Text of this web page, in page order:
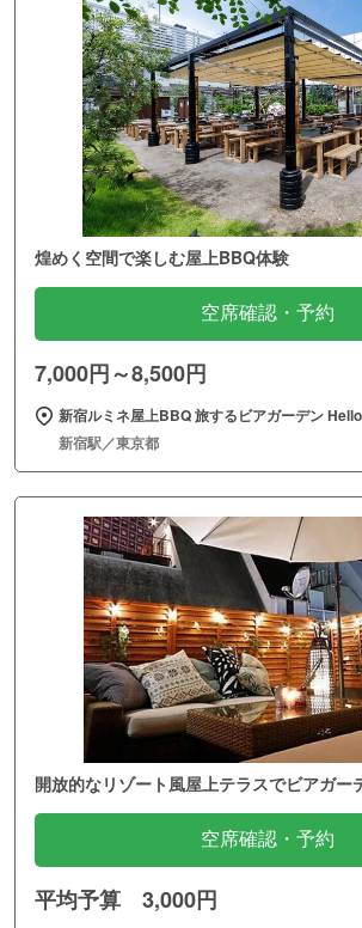
煌めく空間で楽しむ屋上BBQ体験
空席確認・予約
7,000円～8,500円
新宿ルミネ屋上BBQ 旅するビアガーデン Hello
新宿駅／東京都
開放的なリゾート風屋上テラスでビアガー
空席確認・予約
平均予算 3,000円